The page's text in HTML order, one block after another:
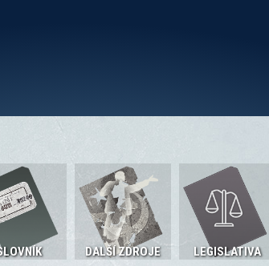
DALŠÍ ZDROJE LEGISLATIVA